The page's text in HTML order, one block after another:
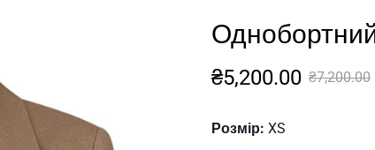
Sale
₴5,200.00
Звичайна
₴7,200.00
Розмір: XS